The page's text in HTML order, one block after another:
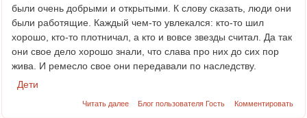
были очень добрыми и открытыми. К слову сказать, люди они
были работящие. Каждый чем-то увлекался: кто-то шил
хорошо, кто-то плотничал, а кто и вовсе звезды считал. Да так
они свое дело хорошо знали, что слава про них до сих пор
жива. И ремесло свое они передавали по наследству.
Дети
Читать далее Блог пользователя Гость Комментировать